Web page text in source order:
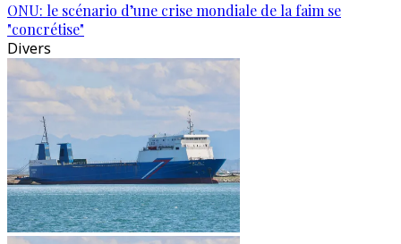
ONU: le scénario d’une crise mondiale de la faim se
"concrétise"
Divers